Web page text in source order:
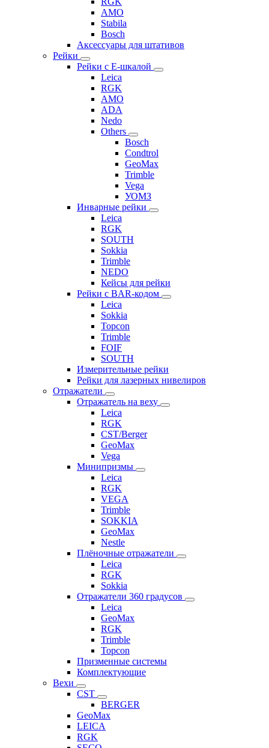
AMO
Stabila
Bosch
Аксессуары для штативов
Рейки
Рейки с Е-шкалой
Leica
RGK
AMO
ADA
Nedo
Others
Bosch
Condtrol
GeoMax
Trimble
Vega
УОМЗ
Инварные рейки
Leica
RGK
SOUTH
Sokkia
Trimble
NEDO
Кейсы для рейки
Рейки с BAR-кодом
Leica
Sokkia
Topcon
Trimble
FOIF
SOUTH
Измерительные рейки
Рейки для лазерных нивелиров
Отражатели
Отражатель на веху
Leica
RGK
CST/Berger
GeoMax
Vega
Минипризмы
Leica
RGK
VEGA
Trimble
SOKKIA
GeoMax
Nestle
Плёночные отражатели
Leica
RGK
Sokkia
Отражатели 360 градусов
Leica
GeoMax
RGK
Trimble
Topcon
Призменные системы
Комплектующие
Вехи
CST
BERGER
GeoMax
LEICA
RGK